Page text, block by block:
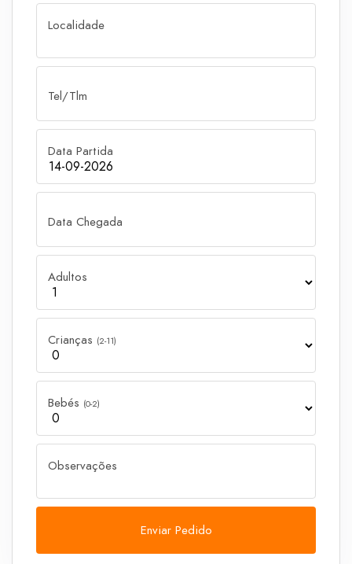
Localidade
Tel/Tlm
Data Partida
Data Chegada
Adultos
Crianças (2-11)
Bebés (0-2)
Observações
Enviar Pedido